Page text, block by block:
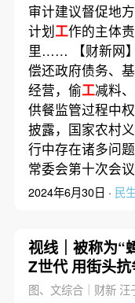
审计建议督促地
计划工作的主体
里…… 【财新网
偿还政府债务、
经营，偷工减料
供餐监管过程中
披露，国家农村
行中存在诸多问
常委会第十次会
2024年6月30日 · 民生
视线｜被称为“
Z世代 用街头
长拱下台
图、文综合｜财新 汪